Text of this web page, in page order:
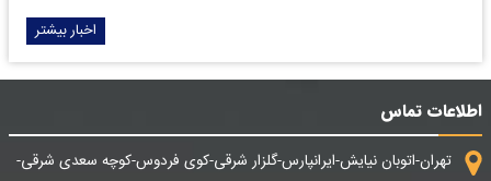
اخبار بیشتر
اطلاعات تماس
تهران-اتوبان نیایش-ایرانپارس-گلزار شرقی-کوی فردوس-کوچه سعدی شرقی-